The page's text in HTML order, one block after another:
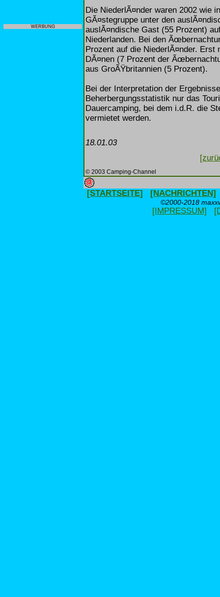
WERBUNG
Die NiederlÃ¤nder waren 2002 wie
GÃ¤stegruppe unter den
auslÃ¤ndische Gast (55 Prozent)
Niederlanden. Bei den
Prozent auf die NiederlÃ¤nder. Erst
DÃ¤nen (7 Prozent der
aus GroÃŸbritannien (5 Prozent).
Bei der Interpretation der
Beherbergungsstatistik nur das
Dauercamping, bei dem i.d.R. die
vermietet werden.
18.01.03
© 2003 Camping-Channel
[STARTSEITE] [NACHRICHTEN]
©2000-2018
[IMPRESSUM]